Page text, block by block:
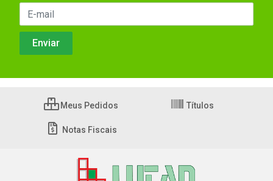
Meus Pedidos Títulos
Notas Fiscais